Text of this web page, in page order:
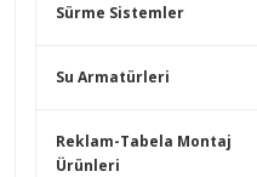
Sürme Sistemler
Su Armatürleri
Reklam-Tabela Montaj
Ürünleri